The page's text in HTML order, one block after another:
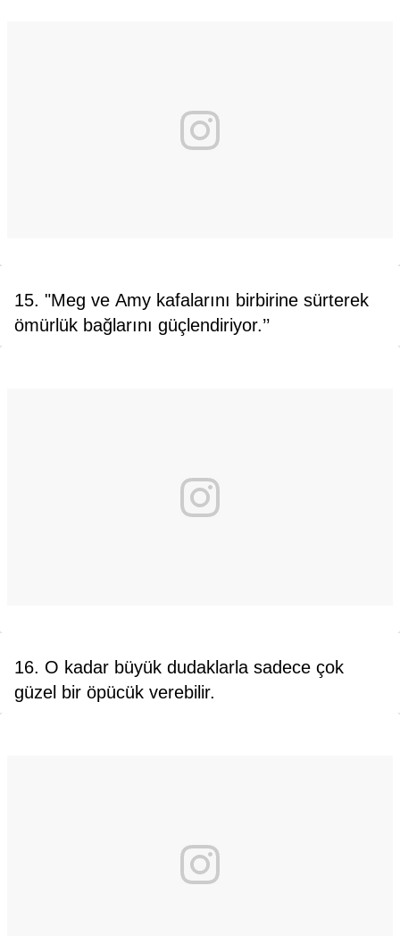
15. "Meg ve Amy kafalarını birbirine sürterek
ömürlük bağlarını güçlendiriyor.’’
16. O kadar büyük dudaklarla sadece çok
güzel bir öpücük verebilir.